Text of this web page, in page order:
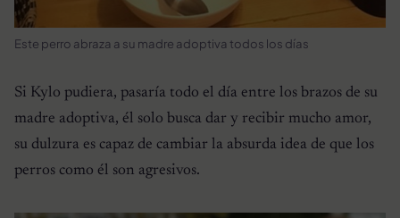
Este perro abraza a su madre adoptiva todos los días
Si Kylo pudiera, pasaría todo el día entre los brazos de su
madre adoptiva, él solo busca dar y recibir mucho amor,
su dulzura es capaz de cambiar la absurda idea de que los
perros como él son agresivos.